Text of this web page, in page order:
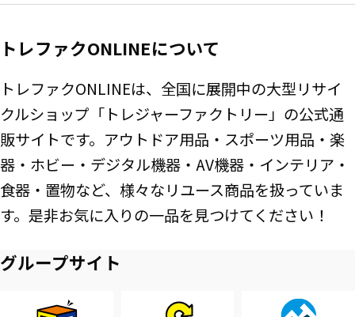
トレファクONLINEについて
トレファクONLINEは、全国に展開中の大型リサイ
クルショップ「トレジャーファクトリー」の公式通
販サイトです。アウトドア用品・スポーツ用品・楽
器・ホビー・デジタル機器・AV機器・インテリア・
食器・置物など、様々なリユース商品を扱っていま
す。是非お気に入りの一品を見つけてください！
グループサイト